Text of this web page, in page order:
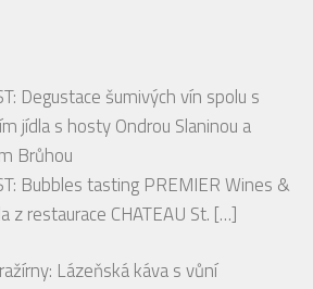
Degustace šumivých vín spolu s
jídla s hosty Ondrou Slaninou a
Brůhou
Bubbles tasting PREMIER Wines &
z restaurace CHATEAU St. […]
Lázeňská káva s vůní